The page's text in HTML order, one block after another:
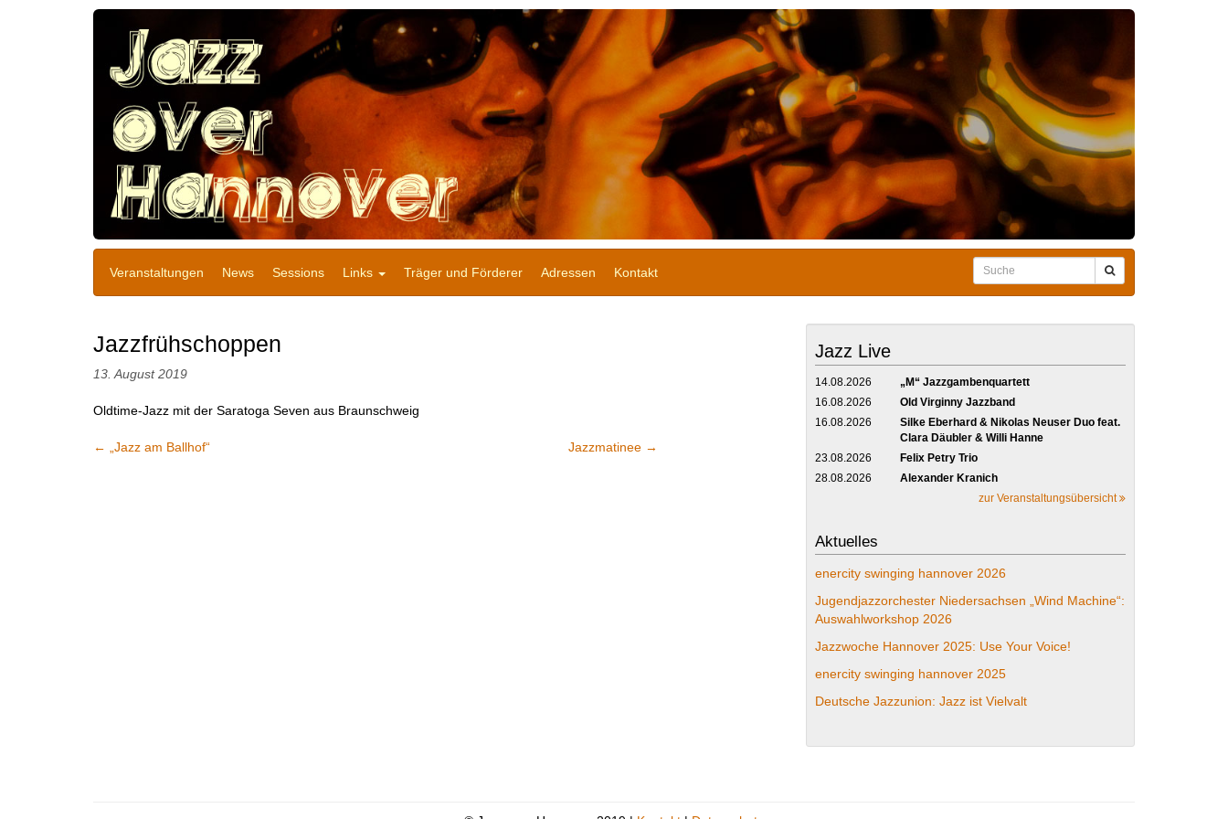
Veranstaltungen News Sessions Links Träger und Förderer Adressen Kontakt
Jazzfrühschoppen
13. August 2019
Oldtime-Jazz mit der Saratoga Seven aus Braunschweig
← „Jazz am Ballhof“ Jazzmatinee →
Jazz Live
14.08.2026
„M“ Jazzgambenquartett
16.08.2026
Old Virginny Jazzband
16.08.2026
Silke Eberhard & Nikolas Neuser Duo feat.
Clara Däubler & Willi Hanne
23.08.2026
Felix Petry Trio
28.08.2026
Alexander Kranich
zur Veranstaltungsübersicht
Aktuelles
enercity swinging hannover 2026
Jugendjazzorchester Niedersachsen „Wind Machine“:
Auswahlworkshop 2026
Jazzwoche Hannover 2025: Use Your Voice!
enercity swinging hannover 2025
Deutsche Jazzunion: Jazz ist Vielvalt